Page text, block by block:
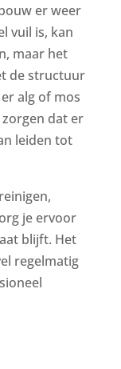
er weer
vuil is, kan
maar het
de structuur
alg of mos
dat er
leiden tot
je ervoor
blijft. Het
regelmatig